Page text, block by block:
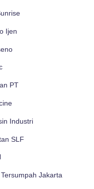
Ijen
PT
Industri
SLF
Jakarta